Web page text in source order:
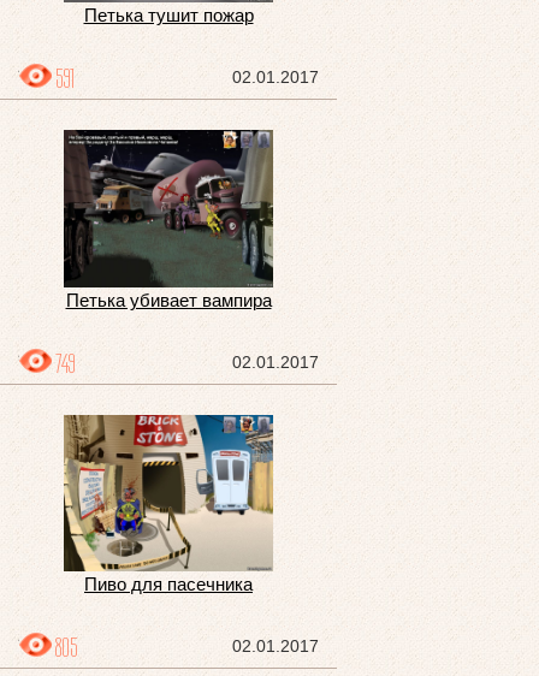
Петька тушит пожар
02.01.2017
591
Петька убивает вампира
02.01.2017
749
Пиво для пасечника
02.01.2017
805